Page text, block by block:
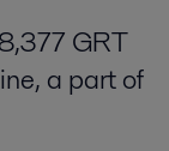
GRT
a part of